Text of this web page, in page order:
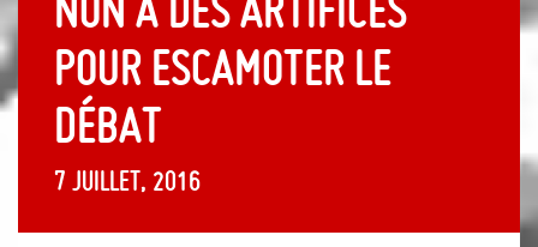
pour escamoter le
débat
7 juillet, 2016